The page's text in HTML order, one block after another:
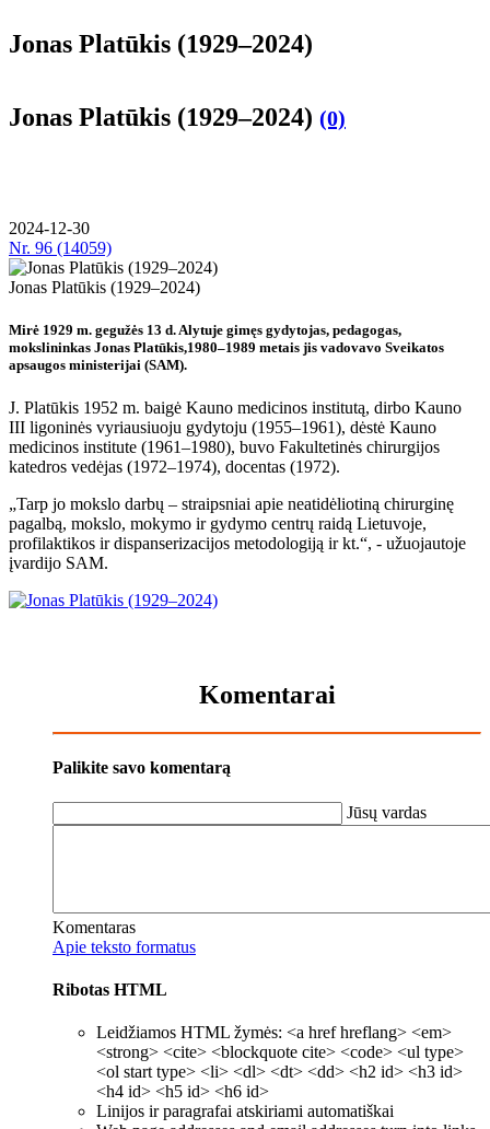
Jonas Platūkis (1929–2024)
Jonas Platūkis (1929–2024) (0)
2024-12-30
Nr. 96 (14059)
Jonas Platūkis (1929–2024)
Mirė 1929 m. gegužės 13 d. Alytuje gimęs gydytojas, pedagogas,
mokslininkas Jonas Platūkis,1980–1989 metais jis vadovavo Sveikatos
apsaugos ministerijai (SAM).
J. Platūkis 1952 m. baigė Kauno medicinos institutą, dirbo Kauno
III ligoninės vyriausiuoju gydytoju (1955–1961), dėstė Kauno
medicinos institute (1961–1980), buvo Fakultetinės chirurgijos
katedros vedėjas (1972–1974), docentas (1972).
„Tarp jo mokslo darbų – straipsniai apie neatidėliotiną chirurginę
pagalbą, mokslo, mokymo ir gydymo centrų raidą Lietuvoje,
profilaktikos ir dispanserizacijos metodologiją ir kt.“, - užuojautoje
įvardijo SAM.
Komentarai
Palikite savo komentarą
Jūsų vardas
Komentaras
Apie teksto formatus
Ribotas HTML
Leidžiamos HTML žymės: <a href hreflang> <em>
<strong> <cite> <blockquote cite> <code> <ul type>
<ol start type> <li> <dl> <dt> <dd> <h2 id> <h3 id>
<h4 id> <h5 id> <h6 id>
Linijos ir paragrafai atskiriami automatiškai